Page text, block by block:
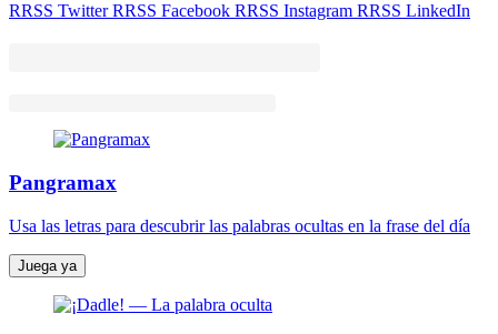
RRSS TwitterRRSS Facebook RRSS Instagram RRSS LinkedIn
Pangramax
Usa las letras para descubrir las palabras ocultas en la frase del día
Juega ya